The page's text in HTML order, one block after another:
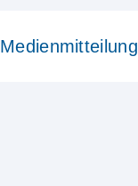
Medienmitteilung